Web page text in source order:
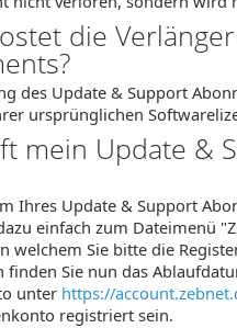
die
des Update & Support
ursprünglichen
mein Update &
Ihres Update & Support
einfach zum Dateimenü
welchem Sie bitte die
finden Sie nun das
unter https://
registriert sein.